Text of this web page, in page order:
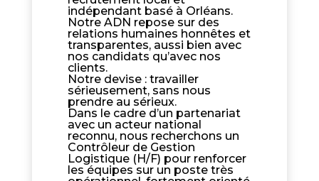
indépendant basé à Orléans.
Notre ADN repose sur des
relations humaines honnêtes et
transparentes, aussi bien avec
nos candidats qu’avec nos
clients.
Notre devise : travailler
sérieusement, sans nous
prendre au sérieux.
Dans le cadre d’un partenariat
avec un acteur national
reconnu, nous recherchons un
Contrôleur de Gestion
Logistique (H/F) pour renforcer
les équipes sur un poste très